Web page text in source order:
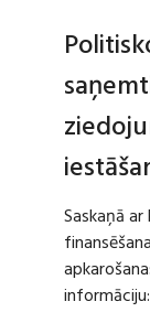
Saskaņā
informāciju: